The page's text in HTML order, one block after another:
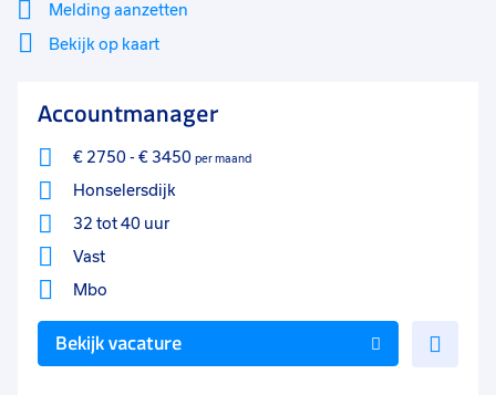
Melding aanzetten
Bekijk op kaart
Sluiten
Accountmanager
€ 2750- € 3450 per maand
Honselersdijk
32 tot 40 uur
Vast
Mbo
Bekijk vacature